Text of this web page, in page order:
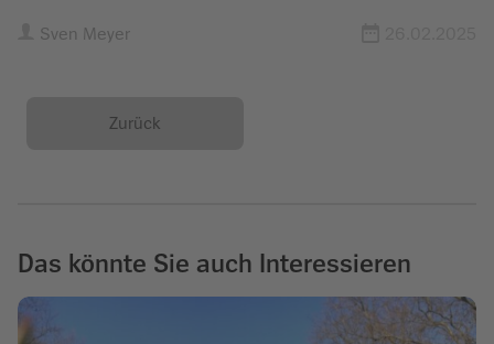
Sven Meyer
Zurück
Das könnte Sie auch Interessieren